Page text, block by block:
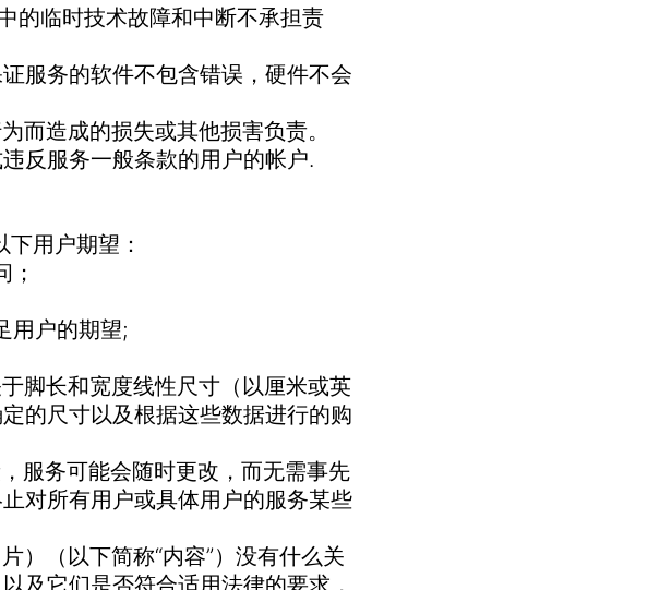
的临时技术故障和中断不承担责
服务的软件不包含错误，硬件不会
而造成的损失或其他损害负责。
反服务一般条款的用户的帐户.
下用户期望：
用户的期望;
脚长和宽度线性尺寸（以厘米或英
的尺寸以及根据这些数据进行的购
服务可能会随时更改，而无需事先
对所有用户或具体用户的服务某些
）（以下简称“内容”）没有什么关
及它们是否符合适用法律的要求，